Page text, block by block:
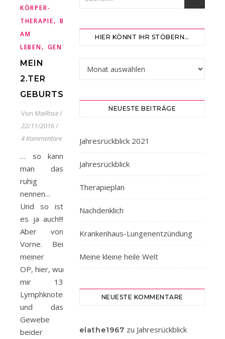
KÖRPER-
THERAPIE, BRUSTKREBS
AM
LEBEN, GENTEST
MEIN
2.TER
GEBURTSTAG…
Von MaiRose/
22/11/2016/
4 Kommentare
… so kann
man das
ruhig
nennen…
Und so ist
es ja auch!!!
Aber von
Vorne. Bei
meiner
OP, hier, wurden
mir 13
Lymphknoten
und das
Gewebe
beider
HIER KÖNNT IHR STÖBERN…
Hier könnt ihr stöbern…
NEUESTE BEITRÄGE
Jahresrückblick 2021
Jahresrückblick
Therapieplan
Nachdenklich
Krankenhaus-Lungenentzündung
Meine kleine heile Welt
NEUESTE KOMMENTARE
elathe1967 zu Jahresrückblick